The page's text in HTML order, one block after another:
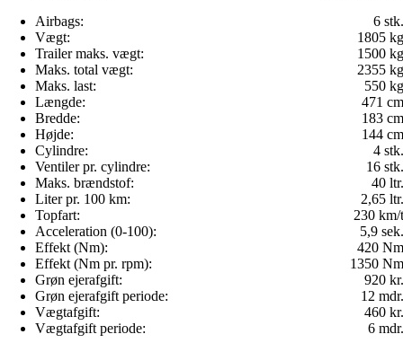
Airbags:
6 stk.
Vægt:
1805 kg
Trailer maks. vægt:
1500 kg
Maks. total vægt:
2355 kg
Maks. last:
550 kg
Længde:
471 cm
Bredde:
183 cm
Højde:
144 cm
Cylindre:
4 stk.
Ventiler pr. cylindre:
16 stk.
Maks. brændstof:
40 ltr.
Liter pr. 100 km:
2,65 ltr.
Topfart:
230 km/t
Acceleration (0-100):
5,9 sek.
Effekt (Nm):
420 Nm
Effekt (Nm pr. rpm):
1350 Nm
Grøn ejerafgift:
920 kr.
Grøn ejerafgift periode:
12 mdr.
Vægtafgift:
460 kr.
Vægtafgift periode:
6 mdr.